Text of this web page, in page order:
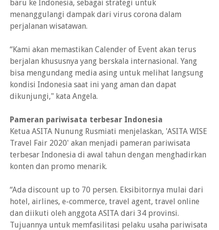
baru ke Indonesia, sebagai strategi untuk
menanggulangi dampak dari virus corona dalam
perjalanan wisatawan.
“Kami akan memastikan Calender of Event akan terus
berjalan khususnya yang berskala internasional. Yang
bisa mengundang media asing untuk melihat langsung
kondisi Indonesia saat ini yang aman dan dapat
dikunjungi," kata Angela.
Pameran pariwisata terbesar Indonesia
Ketua ASITA Nunung Rusmiati menjelaskan, 'ASITA WISE
Travel Fair 2020' akan menjadi pameran pariwisata
terbesar Indonesia di awal tahun dengan menghadirkan
konten dan promo menarik.
“Ada discount up to 70 persen. Eksibitornya mulai dari
hotel, airlines, e-commerce, travel agent, travel online
dan diikuti oleh anggota ASITA dari 34 provinsi.
Tujuannya untuk memfasilitasi pelaku usaha pariwisata